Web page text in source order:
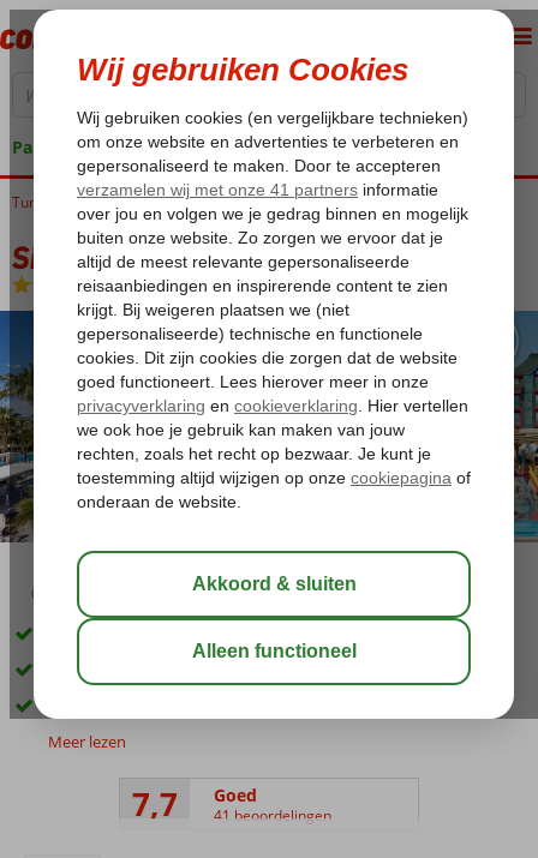
Pakketgarantie
Home
Turkije Turkse Riviera Belek Siam Elegance
Siam Elegance
Ultra All Inclusive-Hotel
03:45 aug 33°C
Ideale ligging direct aan het strand
Met Spa Health & Beauty center
Meer lezen
7,7 Goed
41 beoordelingen